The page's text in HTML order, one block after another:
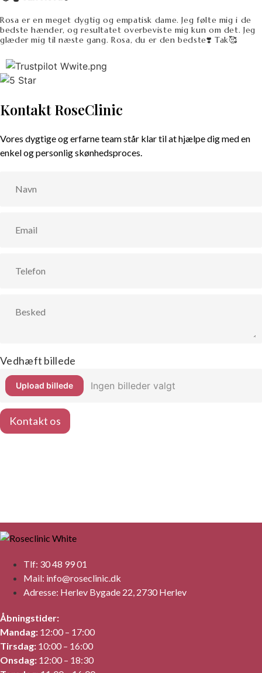
føler mig 110% i sikre hænder. 🥰🫶🏼💋 Roseclinic ligger så den
er nem og komme, og nemt at parkere da der er gratis
parkering 🅿️ bag ved . Man får tilbudt drikke og det er en flot
🌹🫶🏼
Ivana Punčochářová
🥇👌Tak Rosa❣️
bedste hænder, og resultatet overbeviste mig kun om det. Jeg
glæder mig til næste gang. Rosa, du er den bedste❣️ Tak🥰
Kontakt RoseClinic
enkel og personlig skønhedsproces.
Vedhæft billede
Specialiseret kosmetisk sygeplejerske
info@roseclinic.dk
+45 30 48 99 01
Tlf: 30 48 99 01
Mail: info@roseclinic.dk
Adresse: Herlev Bygade 22, 2730 Herlev